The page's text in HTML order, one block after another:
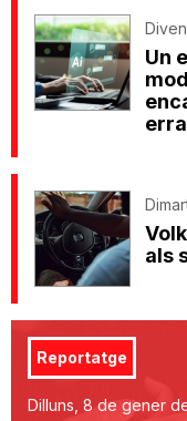
Un
als
Reportatge
Dilluns, 8 de gener